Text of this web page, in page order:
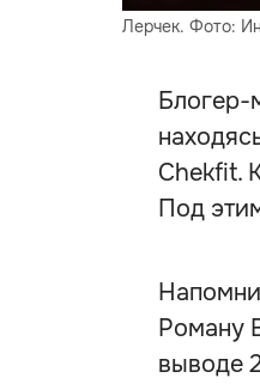
Лерчек. Фото:
Блогер-
Chekfit.
Под
Роману
выводе